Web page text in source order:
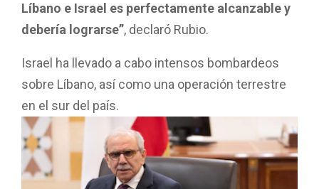
Líbano e Israel es perfectamente alcanzable y
debería lograrse”, declaró Rubio.
Israel ha llevado a cabo intensos bombardeos
sobre Líbano, así como una operación terrestre
en el sur del país.